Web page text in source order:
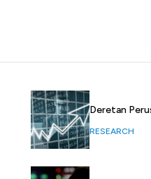
Deretan
RESEARCH